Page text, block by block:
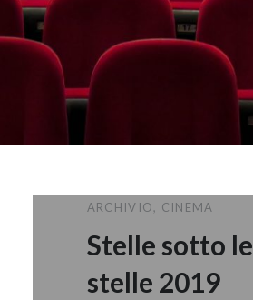
ARCHIVIO, CINEMA
Stelle sotto le
stelle 2019